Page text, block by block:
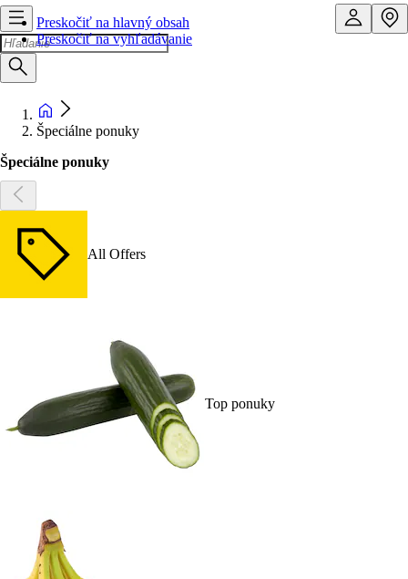
Preskočiť na hlavný obsah
Preskočiť na vyhľadávanie
Špeciálne ponuky
Špeciálne ponuky
All Offers
Top ponuky